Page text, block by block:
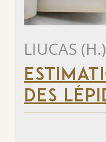
LIUCAS (H.)
DES